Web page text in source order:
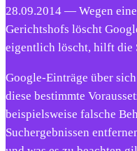
28.09.2014 — Wegen
Gerichtshofs löscht
eigentlich löscht, hilft die
Google-Einträge über
diese bestimmte
beispielsweise falsche
Suchergebnissen